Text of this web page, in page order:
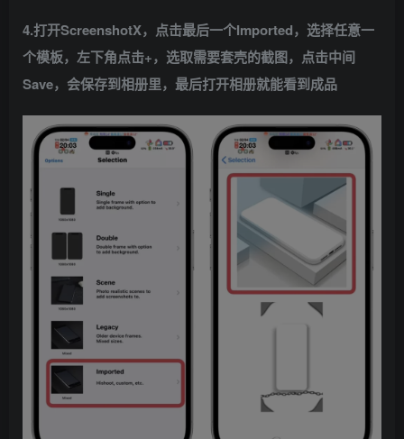
4.打开ScreenshotX，点击最后一个Imported，选择任意一
个模板，左下角点击+，选取需要套壳的截图，点击中间
Save，会保存到相册里，最后打开相册就能看到成品